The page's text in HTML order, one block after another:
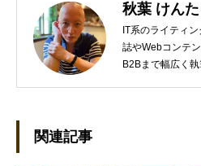
秋葉 けんた
IT系のライティ
誌やWebコンテ
B2Bまで幅広く
関連記事